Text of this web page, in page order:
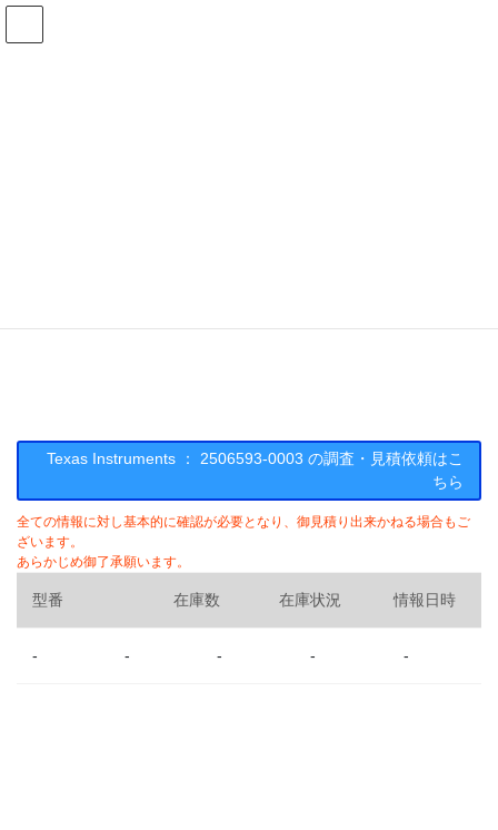
コ
ナ
Texas Instruments ： 2506593-0003 の調査・見積依頼はこ
ちら
全ての情報に対し基本的に確認が必要となり、御見積り出来かねる場合もご
ざいます。
あらかじめ御了承願います。
型番 在庫数 在庫状況 情報日時
- - - - -